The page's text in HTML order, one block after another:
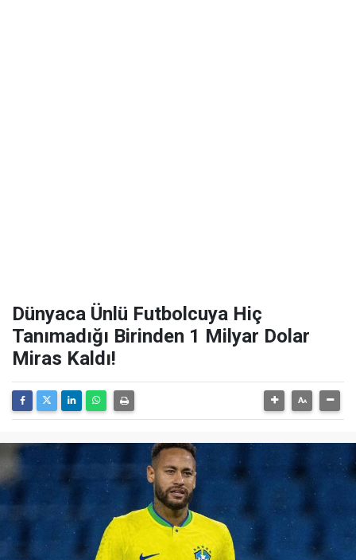
Dünyaca Ünlü Futbolcuya Hiç
Tanımadığı Birinden 1 Milyar Dolar
Miras Kaldı!